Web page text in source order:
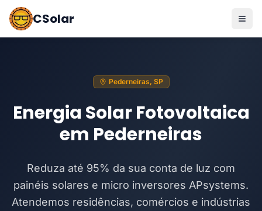
CSolar
Pederneiras, SP
Energia Solar Fotovoltaica
em Pederneiras
Reduza até 95% da sua conta de luz com
painéis solares e micro inversores APsystems.
Atendemos residências, comércios e indústrias